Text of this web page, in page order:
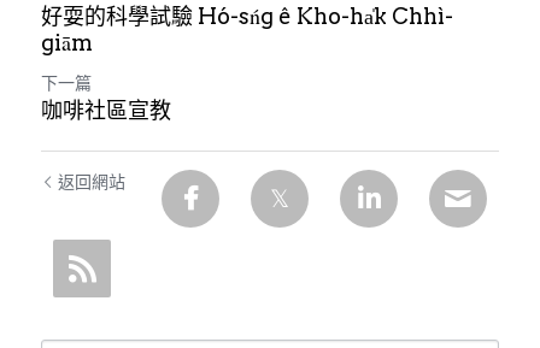
好耍的科學試驗 Hó-sńg ê Kho-ha̍k Chhì-
giām
下一篇
咖啡社區宣教
返回網站